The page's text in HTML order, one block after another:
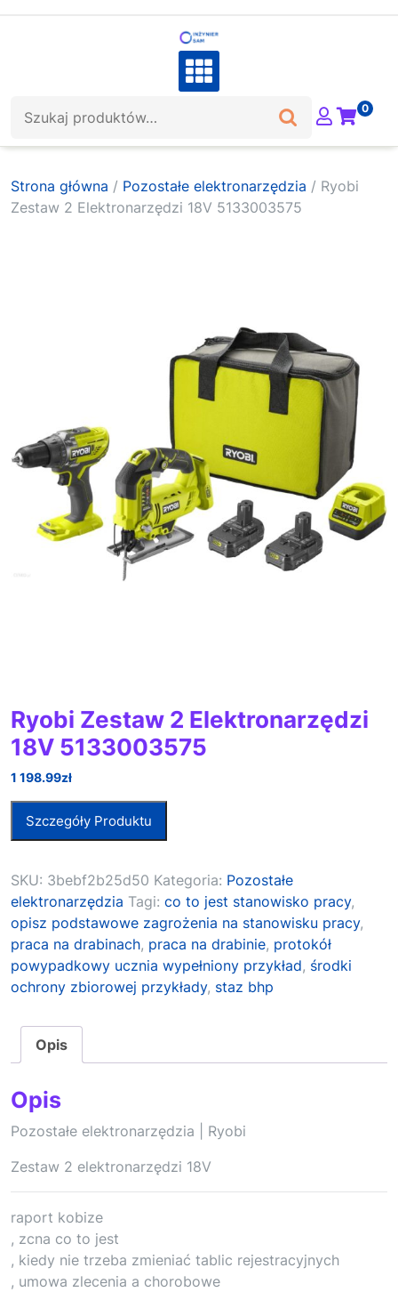
0
Strona główna / Pozostałe elektronarzędzia / Ryobi
Zestaw 2 Elektronarzędzi 18V 5133003575
Ryobi Zestaw 2 Elektronarzędzi
18V 5133003575
1 198.99zł
Szczegóły Produktu
SKU: 3bebf2b25d50 Kategoria: Pozostałe
elektronarzędzia Tagi: co to jest stanowisko pracy,
opisz podstawowe zagrożenia na stanowisku pracy,
praca na drabinach, praca na drabinie, protokół
powypadkowy ucznia wypełniony przykład, środki
ochrony zbiorowej przykłady, staz bhp
Opis
Opis
Pozostałe elektronarzędzia | Ryobi
Zestaw 2 elektronarzędzi 18V
raport kobize
, zcna co to jest
, kiedy nie trzeba zmieniać tablic rejestracyjnych
, umowa zlecenia a chorobowe